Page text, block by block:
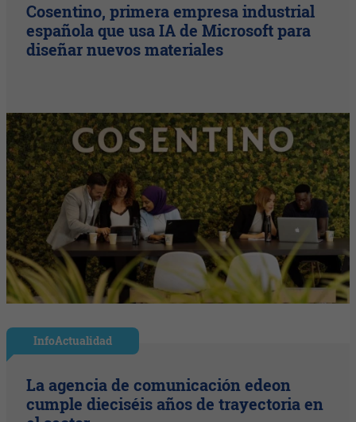
Cosentino, primera empresa industrial
española que usa IA de Microsoft para
diseñar nuevos materiales
InfoActualidad
La agencia de comunicación edeon
cumple dieciséis años de trayectoria en